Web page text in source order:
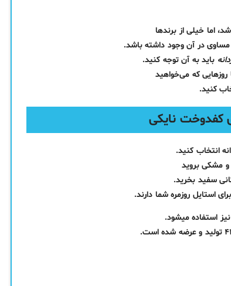
اما خیلی از برندها
در آن وجود داشته باشد.
باید به آن توجه کنید.
که می‌خواهید
کنید.
انتخاب کنید.
مشکی بروید
سفید بخرید.
استایل روزمره شما دارند.
استفاده میشود.